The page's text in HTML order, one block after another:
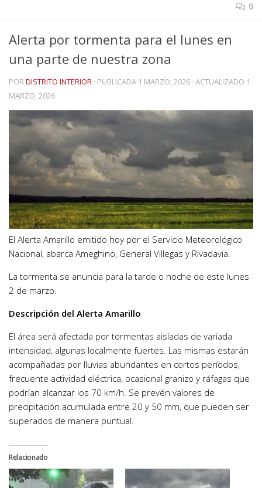
0
Alerta por tormenta para el lunes en
una parte de nuestra zona
PORDISTRITO INTERIOR · PUBLICADA 1 MARZO, 2026 · ACTUALIZADO 1
MARZO, 2026
El Alerta Amarillo emitido hoy por el Servicio Meteorológico
Nacional, abarca Ameghino, General Villegas y Rivadavia.
La tormenta se anuncia para la tarde o noche de este lunes
2 de marzo.
Descripción del Alerta Amarillo
El área será afectada por tormentas aisladas de variada
intensidad, algunas localmente fuertes. Las mismas estarán
acompañadas por lluvias abundantes en cortos períodos,
frecuente actividad eléctrica, ocasional granizo y ráfagas que
podrían alcanzar los 70 km/h. Se prevén valores de
precipitación acumulada entre 20 y 50 mm, que pueden ser
superados de manera puntual.
Relacionado